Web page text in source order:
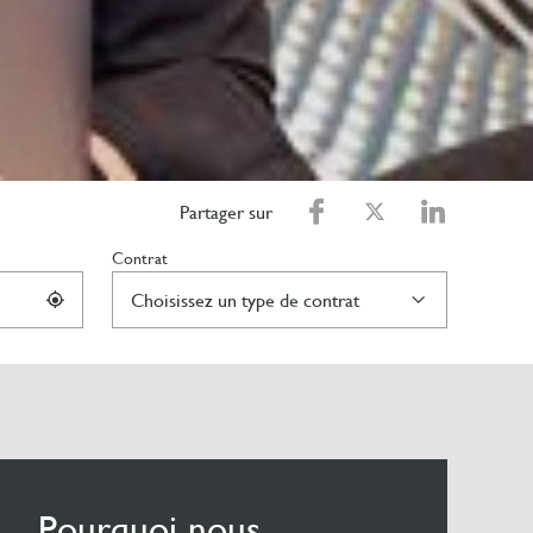
Partager sur
Contrat